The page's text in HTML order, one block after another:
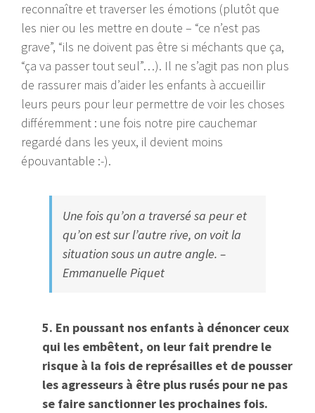
reconnaître et traverser les émotions (plutôt que
les nier ou les mettre en doute – “ce n’est pas
grave”, “ils ne doivent pas être si méchants que ça,
“ça va passer tout seul”…). Il ne s’agit pas non plus
de rassurer mais d’aider les enfants à accueillir
leurs peurs pour leur permettre de voir les choses
différemment : une fois notre pire cauchemar
regardé dans les yeux, il devient moins
épouvantable :-).
Une fois qu’on a traversé sa peur et
qu’on est sur l’autre rive, on voit la
situation sous un autre angle. –
Emmanuelle Piquet
5. En poussant nos enfants à dénoncer ceux
qui les embêtent, on leur fait prendre le
risque à la fois de représailles et de pousser
les agresseurs à être plus rusés pour ne pas
se faire sanctionner les prochaines fois.